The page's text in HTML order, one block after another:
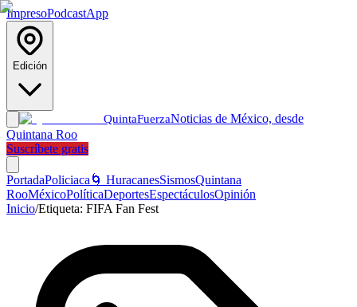
ImpresoPodcastApp
Edición
QuintaFuerzaNoticias de México, desde
Quintana Roo
Suscríbete gratis
PortadaPoliciaca 🌀 HuracanesSismosQuintana
RooMéxicoPolíticaDeportesEspectáculosOpinión
Inicio/Etiqueta: FIFA Fan Fest